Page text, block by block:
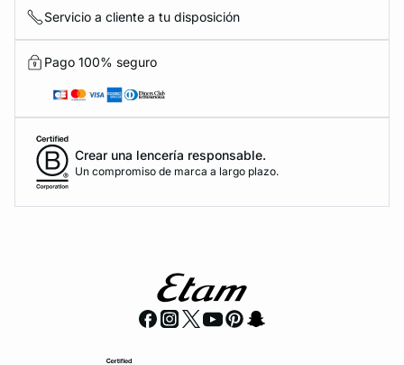
Servicio a cliente a tu disposición
Pago 100% seguro
Crear una lencería responsable.
Un compromiso de marca a largo plazo.